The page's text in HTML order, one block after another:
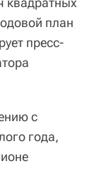
план
пресс-
с
года,